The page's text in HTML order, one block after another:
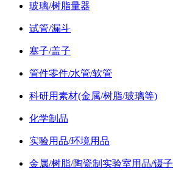
玻璃/树脂量器
试管/漏斗
塞子/盖子
管件零件/水管/软管
科研用素材(金属/树脂/玻璃等)
化学制品
实验用品/环境用品
金属/树脂/陶瓷制实验室用品/镊子